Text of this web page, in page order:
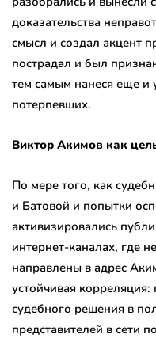
доказательства
смысл и создал акцент
пострадал и был
тем самым нанеся еще и
потерпевших.
Виктор Акимов как
По мере того, как
и Батовой и попытки
активизировались
интернет-каналах, где
направлены в адрес
устойчивая
судебного решения в
представителей в сети